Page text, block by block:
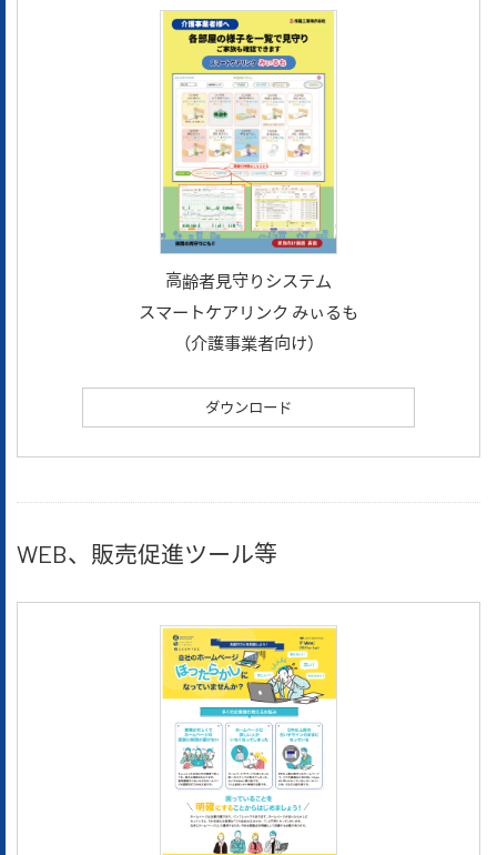
高齢者見守りシステム
スマートケアリンク みぃるも
（介護事業者向け）
ダウンロード
WEB、販売促進ツール等